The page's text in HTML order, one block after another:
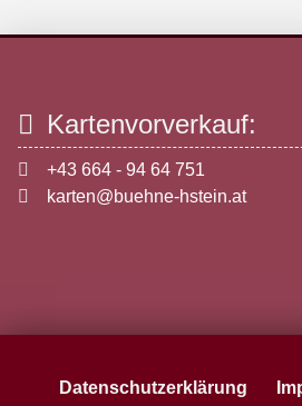
Kartenvorverkauf:
+43 664 - 94 64 751
karten@buehne-hstein.at
Datenschutzerklärung